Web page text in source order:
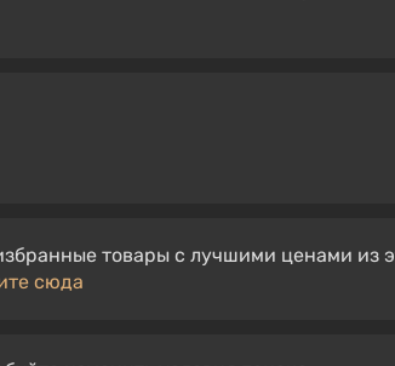
товары с лучшими ценами из
сюда